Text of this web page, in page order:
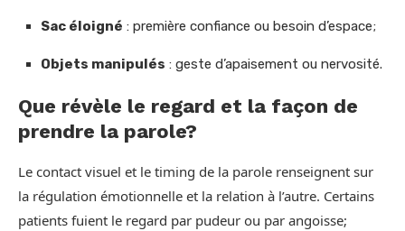
Sac éloigné : première confiance ou besoin d’espace;
Objets manipulés : geste d’apaisement ou nervosité.
Que révèle le regard et la façon de
prendre la parole?
Le contact visuel et le timing de la parole renseignent sur
la régulation émotionnelle et la relation à l’autre. Certains
patients fuient le regard par pudeur ou par angoisse;